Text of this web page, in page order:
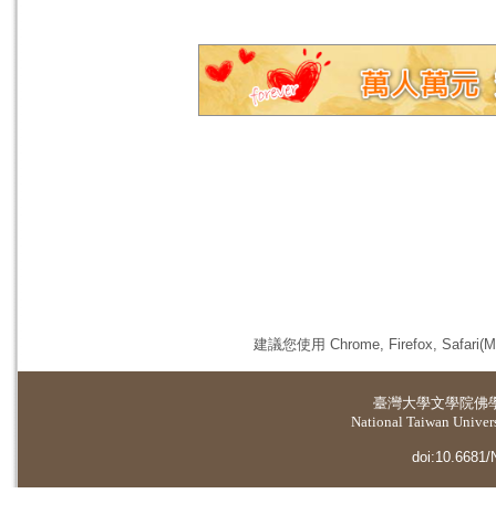
建議您使用 Chrome, Firefox,
臺灣大學文學院佛
National Taiwan
doi:10.6681/